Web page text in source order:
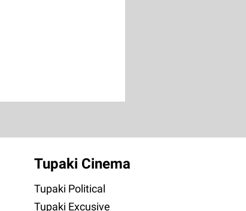
Tupaki Cinema
Tupaki Political
Tupaki Excusive